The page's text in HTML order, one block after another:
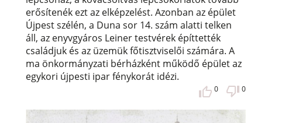
erősítenék ezt az elképzelést. Azonban az épület
Újpest szélén, a Duna sor 14. szám alatti telken
áll, az enyvgyáros Leiner testvérek építtették
családjuk és az üzemük főtisztviselői számára. A
ma önkormányzati bérházként működő épület az
egykori újpesti ipar fénykorát idézi.
0 0